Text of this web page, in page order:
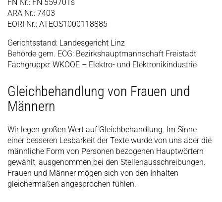
FN Nr.: FN 559701s
ARA Nr.: 7403
EORI Nr.: ATEOS1000118885
Gerichtsstand: Landesgericht Linz
Behörde gem. ECG: Bezirkshauptmannschaft Freistadt
Fachgruppe: WKOOE – Elektro- und Elektronikindustrie
Gleichbehandlung von Frauen und
Männern
Wir legen großen Wert auf Gleichbehandlung. Im Sinne
einer besseren Lesbarkeit der Texte wurde von uns aber die
männliche Form von Personen bezogenen Hauptwörtern
gewählt, ausgenommen bei den Stellenausschreibungen.
Frauen und Männer mögen sich von den Inhalten
gleichermaßen angesprochen fühlen.